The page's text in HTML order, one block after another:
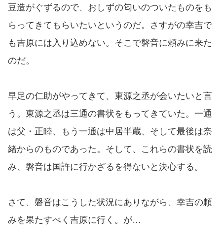
豆造がぐずるので、おしずの匂いのついたものをも
らってきてもらいたいというのだ。さすがの幸吉で
も吉原には入り込めない。そこで磐音に頼みに来た
のだ。
早足の仁助がやってきて、東源之丞が会いたいと言
う。東源之丞は三通の書状をもってきていた。一通
は父・正睦、もう一通は中居半蔵、そして最後は奈
緒からのものであった。そして、これらの書状を読
み、磐音は国許に行かざるを得ないと決心する。
さて、磐音はこうした状況にありながら、幸吉の頼
みを果たすべく吉原に行く。が…